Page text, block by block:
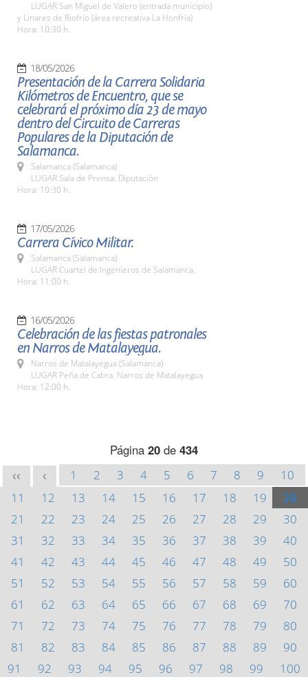
LUGAR San Miguel de Valero (entrada municipio)
y Linares de Riofrío (área recreativa La Honfría)
Hora: 10:30 h.
18/05/2026
Presentación de la Carrera Solidaria
Kilómetros de Encuentro, que se
celebrará el próximo día 23 de mayo
dentro del Circuito de Carreras
Populares de la Diputación de
Salamanca.
Salamanca (Salamanca)
LUGAR Sala de Prensa. Diputación
Hora: 10:30 h.
17/05/2026
Carrera Cívico Militar.
Salamanca (Salamanca)
LUGAR Cuartel de Ingenieros de Salamanca.
Hora: 11:00 h.
16/05/2026
Celebración de las fiestas patronales
en Narros de Matalayegua.
Narros de Matalayegua (Salamanca)
LUGAR Peña de Cabra. Narros de Matalayegua
Hora: 12:00 h.
Página 20 de 434
<< < 1 2 3 4 5 6 7 8 9
10
11
12 13 14 15 16 17 18 19
20
21
22 23 24 25 26 27 28 29
30
31
32 33 34 35 36 37 38 39
40
41
42 43 44 45 46 47 48 49
50
51
52 53 54 55 56 57 58 59
60
61
62 63 64 65 66 67 68 69
70
71
72 73 74 75 76 77 78 79
80
81
82 83 84 85 86 87 88 89
90
91
92 93 94 95 96 97 98 99
100